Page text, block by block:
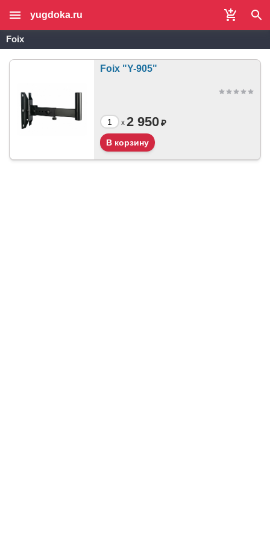
yugdoka.ru
Foix
Foix "Y-905"
x 2 950₽